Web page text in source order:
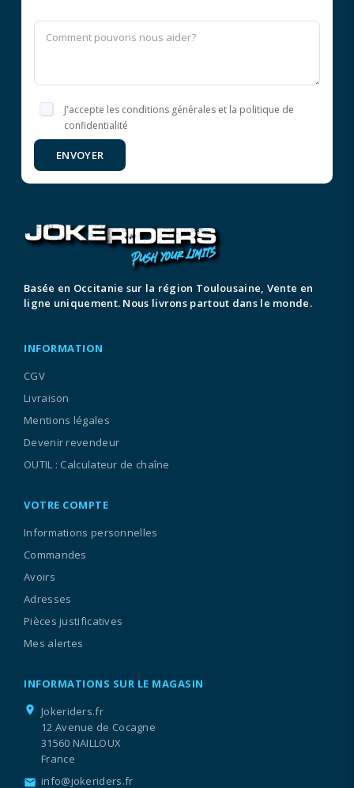
J'accepte les conditions générales et la politique de
confidentialité
ENVOYER
Basée en Occitanie sur la région Toulousaine, Vente en
ligne uniquement. Nous livrons partout dans le monde.
INFORMATION
CGV
Livraison
Mentions légales
Devenir revendeur
OUTIL : Calculateur de chaîne
VOTRE COMPTE
Informations personnelles
Commandes
Avoirs
Adresses
Pièces justificatives
Mes alertes
INFORMATIONS SUR LE MAGASIN
location_on
Jokeriders.fr
12 Avenue de Cocagne
31560 NAILLOUX
France
email info@jokeriders.fr